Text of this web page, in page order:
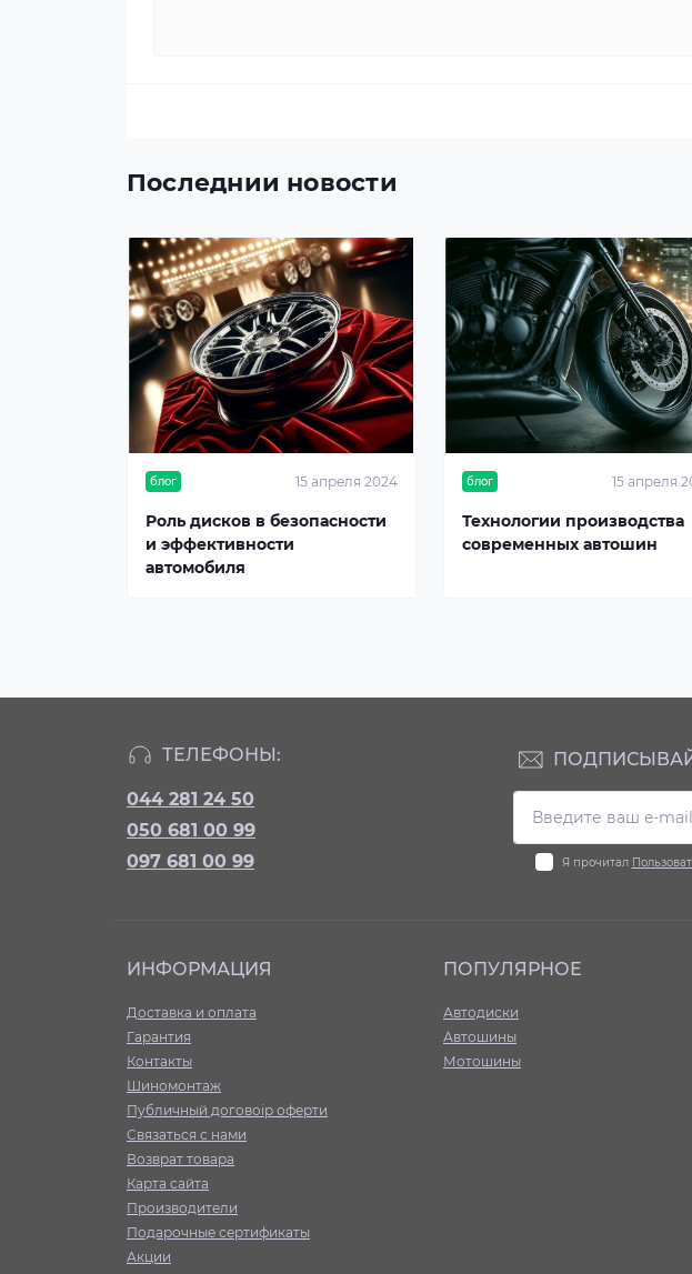
Последнии новости
блог 15 апреля 2024
Роль дисков в безопасности
и эффективности
автомобиля
блог 15 апреля
Технологии производства
современных автошин
ТЕЛЕФОНЫ:
044 281 24 50
050 681 00 99
097 681 00 99
Я прочитал
ИНФОРМАЦИЯ
Доставка и оплата
Гарантия
Контакты
Шиномонтаж
Публичный договоір оферти
Связаться с нами
Возврат товара
Карта сайта
Производители
Подарочные сертификаты
Акции
ПОПУЛЯРНОЕ
Автодиски
Автошины
Мотошины